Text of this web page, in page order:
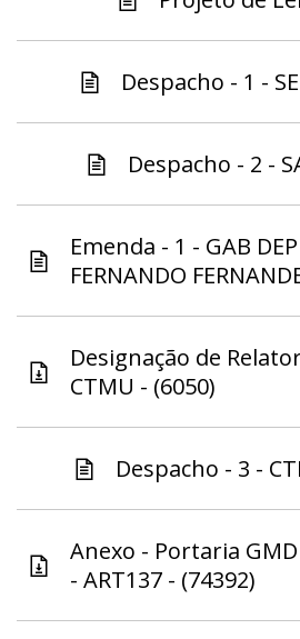
Despacho - 1 -
Despacho - 2 -
Emenda - 1 - GAB
FERNANDO
Designação de
CTMU - (6050)
Despacho - 3 -
Anexo - Portaria GMD
- ART137 - (74392)